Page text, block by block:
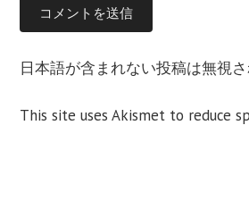
日本語が含まれない投稿は無視
This site uses Akismet to reduce